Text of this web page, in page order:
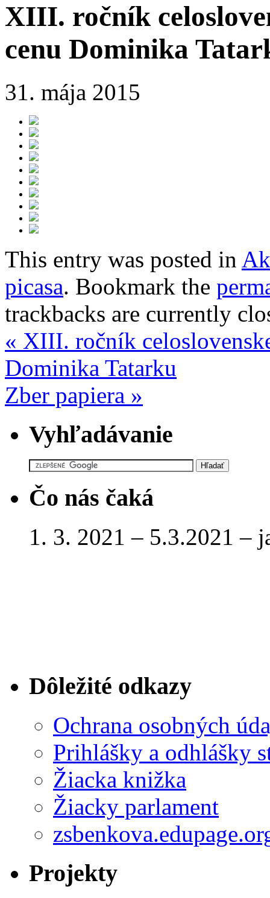
XIII. ročník
cenu Dominika
31. mája 2015
This entry was posted in
picasa. Bookmark the
trackbacks are currently
« XIII. ročník
Dominika Tatarku
Zber papiera »
Vyhľadávanie
Čo nás čaká
1. 3. 2021 – 5.3.2021 –
Dôležité odkazy
Ochrana osobných
Prihlášky a odhlášky
Žiacka knižka
Žiacky parlament
Projekty